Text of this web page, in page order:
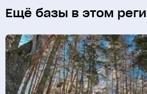
Ещё базы в этом